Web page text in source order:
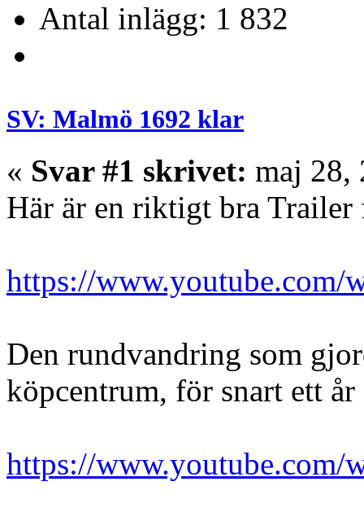
Antal inlägg: 1 832
SV: Malmö 1692 klar
« Svar #1 skrivet: maj 28,
Här är en riktigt bra
https://www.youtube.com/
Den rundvandring som
köpcentrum, för snart ett
https://www.youtube.com/